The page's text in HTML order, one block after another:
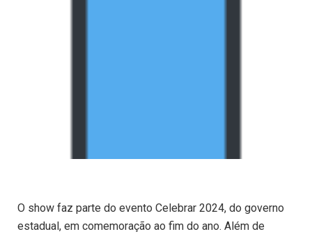
O show faz parte do evento Celebrar 2024, do governo
estadual, em comemoração ao fim do ano. Além de